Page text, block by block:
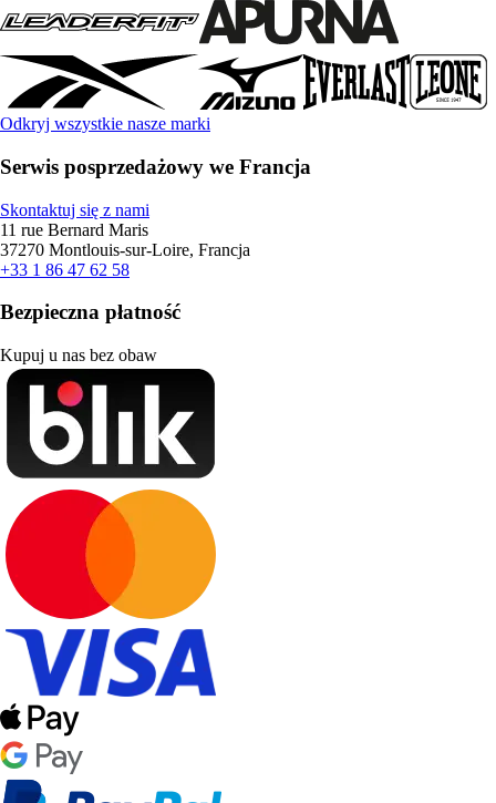
Odkryj wszystkie nasze marki
Serwis posprzedażowy we Francja
Skontaktuj się z nami
11 rue Bernard Maris
37270 Montlouis-sur-Loire, Francja
+33 1 86 47 62 58
Bezpieczna płatność
Kupuj u nas bez obaw